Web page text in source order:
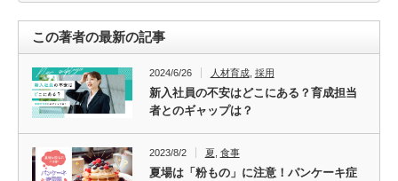
この著者の最新の記事
2024/6/26 人材育成, 採用
新入社員の不安はどこにある？育成担当
者とのギャップは？
2023/8/2 夏 食事
夏場は「粉もの」に注意！パンケーキ症